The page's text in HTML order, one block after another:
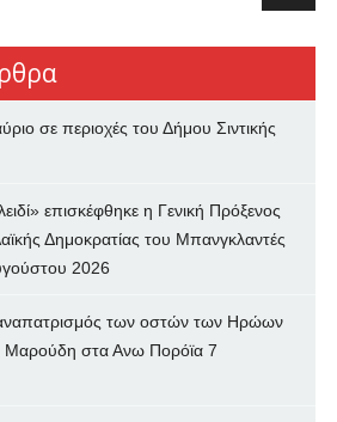
σε περιοχές του Δήμου Σιντικής
επισκέφθηκε η Γενική Πρόξενος
Δημοκρατίας του Μπανγκλαντές
2026
των oστών των Ηρώων
Μαρούδη στα Ανω Πορόϊα 7